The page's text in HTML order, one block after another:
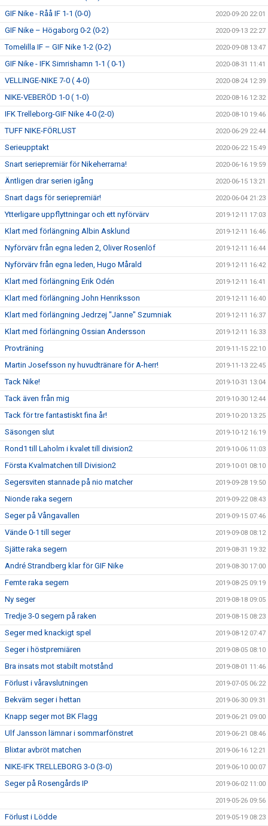
GIF Nike - Råå IF 1-1 (0-0) 2020-09-20 22:01
GIF Nike – Högaborg 0-2 (0-2) 2020-09-13 22:27
Tomelilla IF – GIF Nike 1-2 (0-2) 2020-09-08 13:47
GIF Nike - IFK Simrishamn 1-1 ( 0-1) 2020-08-31 11:41
VELLINGE-NIKE 7-0 ( 4-0) 2020-08-24 12:39
NIKE-VEBERÖD 1-0 ( 1-0) 2020-08-16 12:32
IFK Trelleborg-GIF Nike 4-0 (2-0) 2020-08-10 19:46
TUFF NIKE-FÖRLUST 2020-06-29 22:44
Serieupptakt 2020-06-22 15:49
Snart seriepremiär för Nikeherrarna! 2020-06-16 19:59
Äntligen drar serien igång 2020-06-15 13:21
Snart dags för seriepremiär! 2020-06-04 21:23
Ytterligare uppflyttningar och ett nyförvärv 2019-12-11 17:03
Klart med förlängning Albin Asklund 2019-12-11 16:46
Nyförvärv från egna leden 2, Oliver Rosenlöf 2019-12-11 16:44
Nyförvärv från egna leden, Hugo Mårald 2019-12-11 16:42
Klart med förlängning Erik Odén 2019-12-11 16:41
Klart med förlängning John Henriksson 2019-12-11 16:40
Klart med förlängning Jedrzej "Janne" Szumniak 2019-12-11 16:37
Klart med förlängning Ossian Andersson 2019-12-11 16:33
Provträning 2019-11-15 22:10
Martin Josefsson ny huvudtränare för A-herr! 2019-11-13 22:45
Tack Nike! 2019-10-31 13:04
Tack även från mig 2019-10-30 12:44
Tack för tre fantastiskt fina år! 2019-10-20 13:25
Säsongen slut 2019-10-12 16:19
Rond1 till Laholm i kvalet till division2 2019-10-06 11:03
Första Kvalmatchen till Division2 2019-10-01 08:10
Segersviten stannade på nio matcher 2019-09-28 19:50
Nionde raka segern 2019-09-22 08:43
Seger på Vångavallen 2019-09-15 07:46
Vände 0-1 till seger 2019-09-08 08:12
Sjätte raka segern 2019-08-31 19:32
André Strandberg klar för GIF Nike 2019-08-30 17:00
Femte raka segern 2019-08-25 09:19
Ny seger 2019-08-18 09:05
Tredje 3-0 segern på raken 2019-08-15 08:23
Seger med knackigt spel 2019-08-12 07:47
Seger i höstpremiären 2019-08-05 08:10
Bra insats mot stabilt motstånd 2019-08-01 11:46
Förlust i våravslutningen 2019-07-05 06:22
Bekväm seger i hettan 2019-06-30 09:31
Knapp seger mot BK Flagg 2019-06-21 09:00
Ulf Jansson lämnar i sommarfönstret 2019-06-21 08:46
Blixtar avbröt matchen 2019-06-16 12:21
NIKE-IFK TRELLEBORG 3-0 (3-0) 2019-06-10 00:07
Seger på Rosengårds IP 2019-06-02 11:00
2019-05-26 09:56
Förlust i Lödde 2019-05-19 08:23